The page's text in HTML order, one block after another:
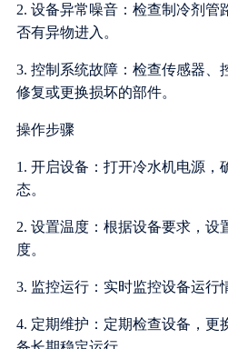
2. 设备异常噪音：检查制冷剂管
否有异物进入。
3. 控制系统故障：检查传感器、
修复或更换损坏的部件。
操作步骤
1. 开启设备：打开冷水机电源，
态。
2. 设置温度：根据设备要求，设
度。
3. 监控运行：实时监控设备运行
4. 定期维护：定期检查设备，更